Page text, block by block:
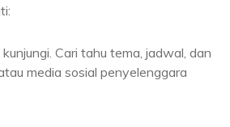
Cari tahu tema, jadwal, dan
media sosial penyelenggara